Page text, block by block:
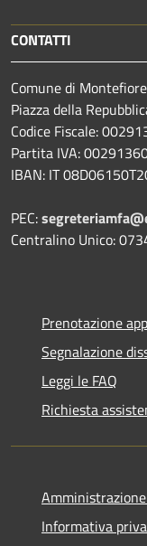
CONTATTI
Comune di
Piazza della
Codice Fiscale:
Partita IVA:
IBAN: IT
PEC:
Centralino Unico:
Prenotazione
Segnalazione
Leggi le FAQ
Richiesta
Informativa